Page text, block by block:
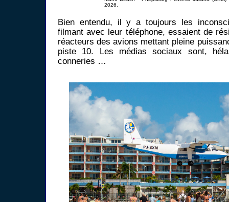
2026.
Bien entendu, il y a toujours les
filmant avec leur téléphone, essaient de
réacteurs des avions mettant pleine
piste 10. Les médias sociaux sont,
conneries …